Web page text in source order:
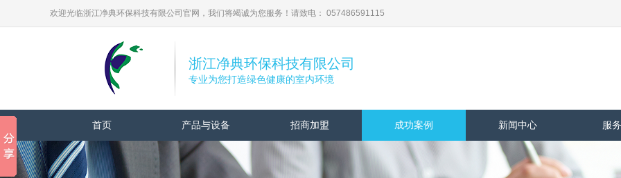
欢迎光临浙江净典环保科技有限公司官网，我们将竭诚为您服务！请致电： 057486591115
浙江净典环保科技有限公司
专业为您打造绿色健康的室内环境
首页 产品与设备 招商加盟 成功案例 新闻中心 服